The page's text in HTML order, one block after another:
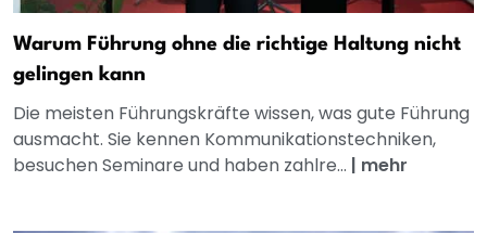
Warum Führung ohne die richtige Haltung nicht
gelingen kann
Die meisten Führungskräfte wissen, was gute Führung
ausmacht. Sie kennen Kommunikationstechniken,
besuchen Seminare und haben zahlre... | mehr